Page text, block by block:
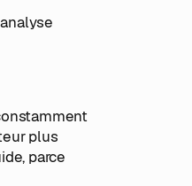
plus
parce